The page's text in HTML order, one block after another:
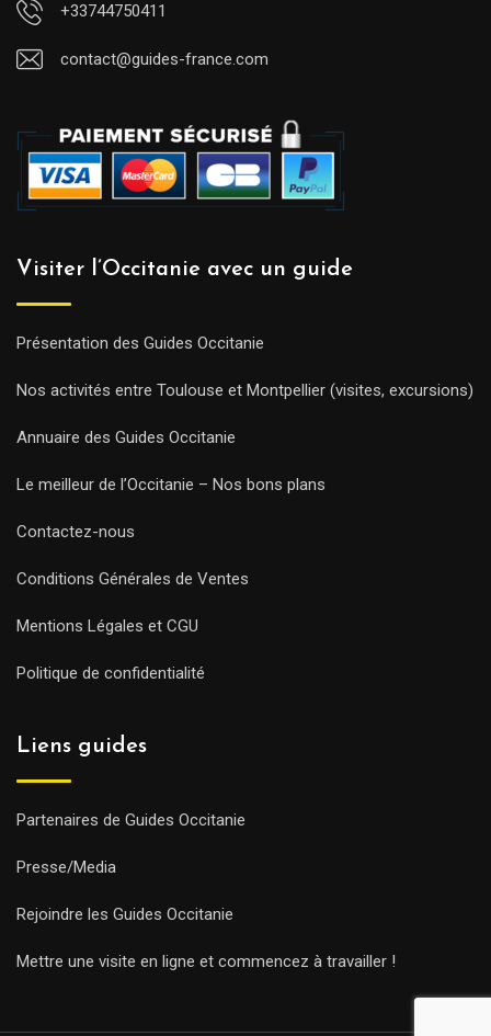
+33744750411
contact@guides-france.com
Visiter l’Occitanie avec un guide
Présentation des Guides Occitanie
Nos activités entre Toulouse et Montpellier (visites, excursions)
Annuaire des Guides Occitanie
Le meilleur de l’Occitanie – Nos bons plans
Contactez-nous
Conditions Générales de Ventes
Mentions Légales et CGU
Politique de confidentialité
Liens guides
Partenaires de Guides Occitanie
Presse/Media
Rejoindre les Guides Occitanie
Mettre une visite en ligne et commencez à travailler !